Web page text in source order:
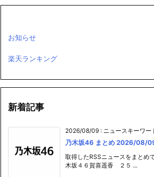
お知らせ
楽天ランキング
新着記事
2026/08/09 : ニュースキーワー
乃木坂46 まとめ 2026/08/
取得したRSSニュースをまとめ
木坂４６賀喜遥香 ２５ ...